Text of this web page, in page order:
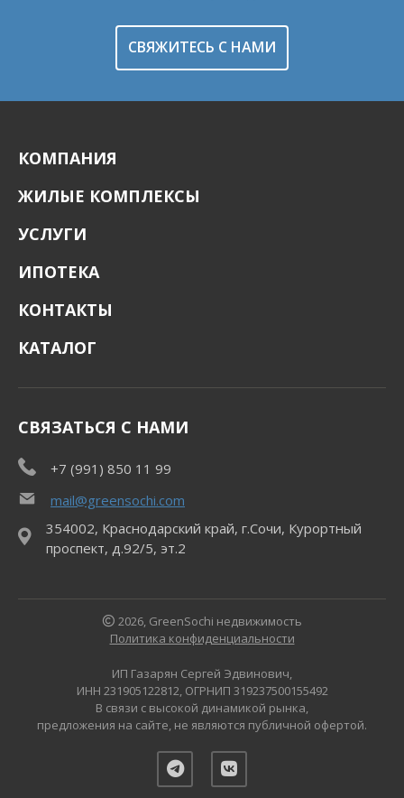
СВЯЖИТЕСЬ С НАМИ
КОМПАНИЯ
ЖИЛЫЕ КОМПЛЕКСЫ
УСЛУГИ
ИПОТЕКА
КОНТАКТЫ
КАТАЛОГ
СВЯЗАТЬСЯ С НАМИ
+7 (991) 850 11 99
mail@greensochi.com
354002, Краснодарский край, г.Сочи, Курортный
проспект, д.92/5, эт.2
2026, GreenSochi недвижимость
Политика конфиденциальности
ИП Газарян Сергей Эдвинович,
ИНН 231905122812, ОГРНИП 319237500155492
В связи с высокой динамикой рынка,
предложения на сайте, не являются публичной офертой.